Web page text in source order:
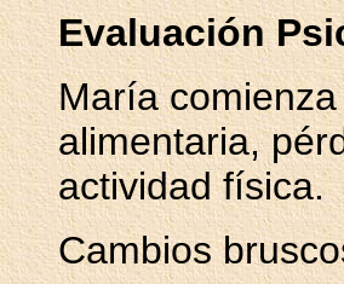
Evaluación
María
alimentaria,
actividad física.
Cambios